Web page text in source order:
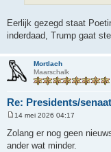
Eerlijk gezegd staat
inderdaad, Trump gaat
Mortlach
Maarschalk
Re: Presidents/
e
r
i
14 mei 2026 04:17
Zolang er nog geen
ander wat minder.